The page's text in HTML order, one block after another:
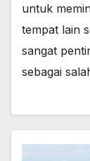
untuk
tempat lain
sangat
sebagai